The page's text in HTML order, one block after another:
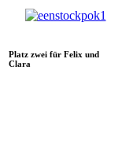
Platz zwei für Felix und
Clara